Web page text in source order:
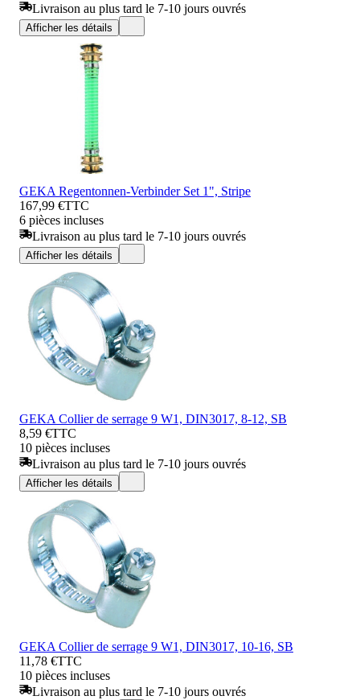
Livraison au plus tard le 7-10 jours ouvrés
Afficher les détails
GEKA Regentonnen-Verbinder Set 1", Stripe
167,99 €TTC
6 pièces incluses
Livraison au plus tard le 7-10 jours ouvrés
Afficher les détails
GEKA Collier de serrage 9 W1, DIN3017, 8-12, SB
8,59 €TTC
10 pièces incluses
Livraison au plus tard le 7-10 jours ouvrés
Afficher les détails
GEKA Collier de serrage 9 W1, DIN3017, 10-16, SB
11,78 €TTC
10 pièces incluses
Livraison au plus tard le 7-10 jours ouvrés